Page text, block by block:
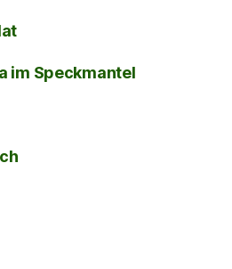
im Speckmantel